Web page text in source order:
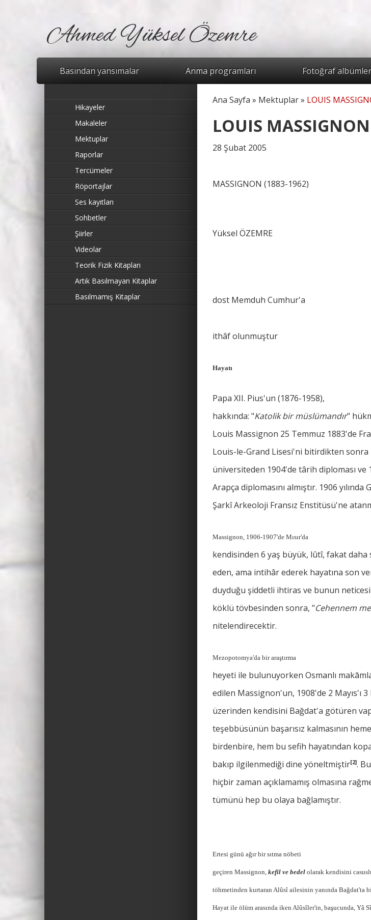
Ahmed Yüksel Özemre
Basından yansımalar Anma programları Fotoğraf
Hikayeler
Makaleler
Mektuplar
Raporlar
Tercümeler
Röportajlar
Ses kayıtları
Sohbetler
Şiirler
Videolar
Teorik Fizik Kitapları
Artık Basılmayan Kitaplar
Basılmamış Kitaplar
Buradasınız
Ana Sayfa » Mektuplar» LOUIS
LOUIS
28 Şubat 2005
MASSIGNON (1883-1962)
Yüksel ÖZEMRE
dost Memduh Cumhur'a
ithâf olunmuştur
Hayatı
Papa XII. Pius'un (1876-1958),
hakkında: "Katolik bir müslümandır"
Louis Massignon 25 Temmuz 1883'de
Louis-le-Grand Lisesi'ni bitirdikten sonra
üniversiteden 1904'de târih diploması ve
Arapça diplomasını almıştır. 1906
Şarkî Arkeoloji Fransız Enstitüsü'ne
Massignon, 1906-1907'de Mısır'da
kendisinden 6 yaş büyük, lûtî, fakat
eden, ama intihâr ederek hayatına son
duyduğu şiddetli ihtiras ve bunun
köklü tövbesinden sonra, "Cehennem
nitelendirecektir.
Mezopotomya'da bir araştırma
heyeti ile bulunuyorken Osmanlı
edilen Massignon'un, 1908'de 2 Mayıs'ı
üzerinden kendisini Bağdat'a götüren
teşebbüsünün başarısız kalmasının
birdenbire, hem bu sefih hayatından
bakıp ilgilenmediği dine yöneltmiştir[2].
hiçbir zaman açıklamamış olmasına
tümünü hep bu olaya bağlamıştır.
Ertesi günü ağır bir sıtma nöbeti
geçiren Massignon, kefil ve bedel olarak kendisini
töhmetinden kurtaran Alûsî ailesinin yanında Bağdat'ta
Hayat ile ölüm arasında iken Alûsîler'in, başucunda, Yâ